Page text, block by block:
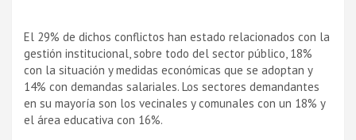
El 29% de dichos conflictos han estado relacionados con la
gestión institucional, sobre todo del sector público, 18%
con la situación y medidas económicas que se adoptan y
14% con demandas salariales. Los sectores demandantes
en su mayorí­a son los vecinales y comunales con un 18% y
el área educativa con 16%.